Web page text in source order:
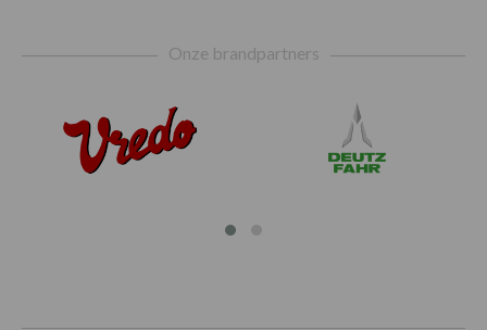
Onze brandpartners